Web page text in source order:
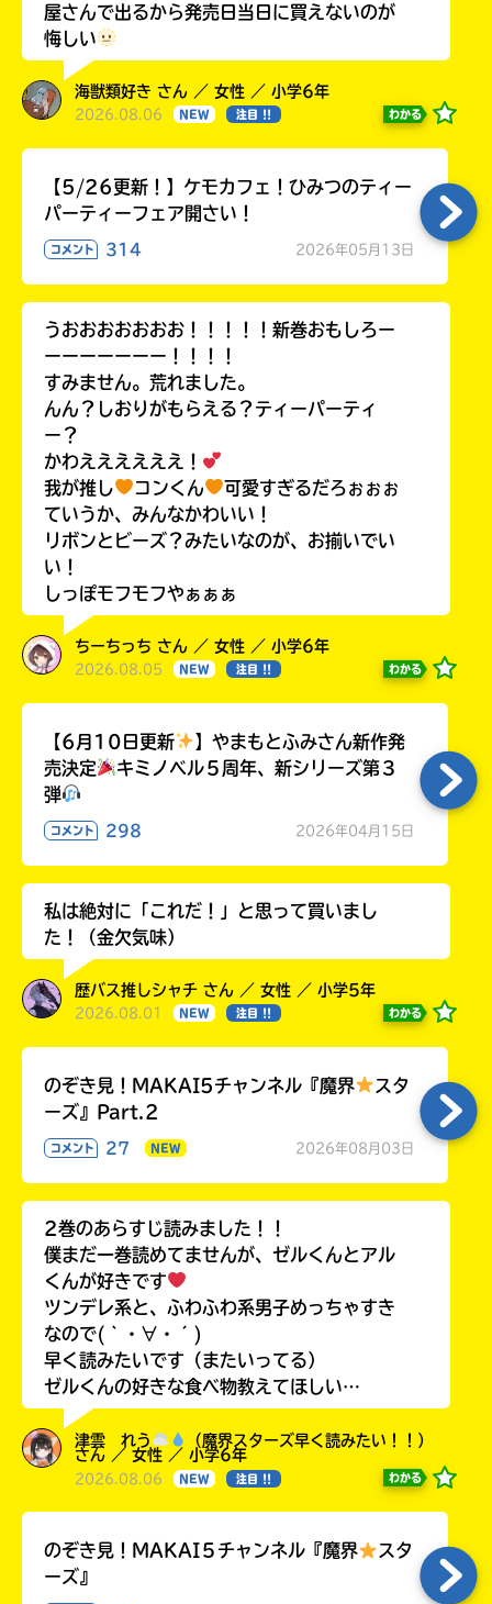
屋さんで出るから発売日当日に買えないのが
悔しい
海獣類好き さん ／ 女性 ／ 小学6年
2026.08.06 NEW 注目 !! わかる
【5/26更新！】ケモカフェ！ひみつのティー
パーティーフェア開さい！
コメント 314 2026年05月13日
うおおおおおおお！！！！！新巻おもしろー
ーーーーーーー！！！！
すみません。荒れました。
んん？しおりがもらえる？ティーパーティ
ー？
かわええええええ！
我が推し
コンくん
可愛すぎるだろぉぉぉ
ていうか、みんなかわいい！
リボンとビーズ？みたいなのが、お揃いでい
い！
しっぽモフモフやぁぁぁ
ちーちっち さん ／ 女性 ／ 小学6年
2026.08.05 NEW 注目 !! わかる
【6月10日更新
】やまもとふみさん新作発
売決定
キミノベル５周年、新シリーズ第３
弾
コメント 298 2026年04月15日
私は絶対に「これだ！」と思って買いまし
た！（金欠気味）
歴バス推しシャチ さん ／ 女性 ／ 小学5年
2026.08.01 NEW 注目 !! わかる
のぞき見！MAKAI5チャンネル『魔界
スタ
ーズ』Part.2
コメント 27 NEW 2026年08月03日
2巻のあらすじ読みました！！
僕まだ一巻読めてませんが、ゼルくんとアル
くんが好きです
ツンデレ系と、ふわふわ系男子めっちゃすき
なので(｀・∀・´)
早く読みたいです（またいってる）
ゼルくんの好きな食べ物教えてほしい…
津雲 れう
（魔界スターズ早く読みたい！！）
さん ／ 女性 ／ 小学6年
2026.08.06 NEW 注目 !! わかる
のぞき見！MAKAI５チャンネル『魔界
スタ
ーズ』